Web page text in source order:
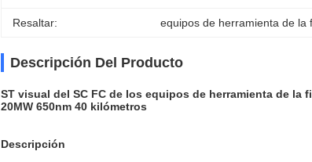
Resaltar: equipos de herramienta de la
Descripción Del Producto
ST visual del SC FC de los equipos de herramienta de la
20MW 650nm 40 kilómetros
Descripción